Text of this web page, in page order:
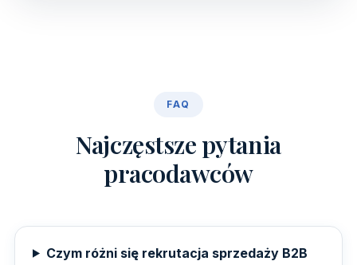
FAQ
Najczęstsze pytania
pracodawców
Czym różni się rekrutacja sprzedaży B2B